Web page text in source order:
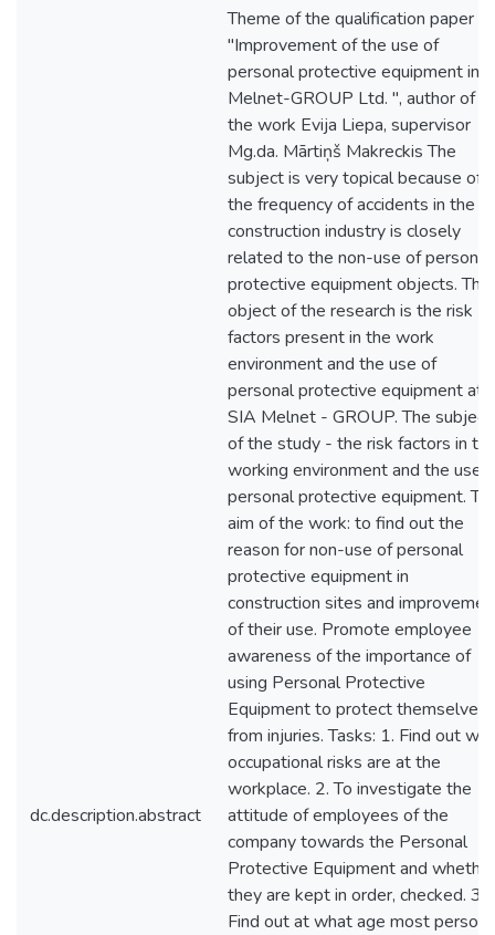
dc.description.abstract
Theme of the qualification paper
"Improvement of the use of
personal protective equipment in
Melnet-GROUP Ltd. ", author of
the work Evija Liepa, supervisor
Mg.da. Mārtiņš Makreckis The
subject is very topical because of
the frequency of accidents in the
construction industry is closely
related to the non-use of personal
protective equipment objects. The
object of the research is the risk
factors present in the work
environment and the use of
personal protective equipment at
SIA Melnet - GROUP. The subject
of the study - the risk factors in
working environment and the use
personal protective equipment.
aim of the work: to find out the
reason for non-use of personal
protective equipment in
construction sites and
of their use. Promote employee
awareness of the importance of
using Personal Protective
Equipment to protect themselves
from injuries. Tasks: 1. Find out
occupational risks are at the
workplace. 2. To investigate the
attitude of employees of the
company towards the Personal
Protective Equipment and whether
they are kept in order, checked. 3.
Find out at what age most